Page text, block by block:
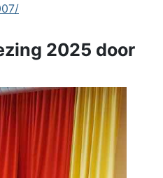
2025 door